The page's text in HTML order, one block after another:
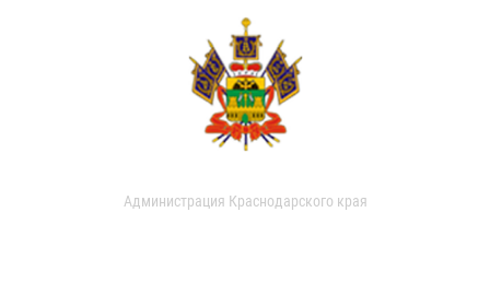
Администрация Краснодарского края